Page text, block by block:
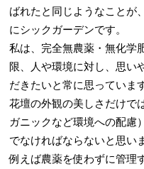
ばれたと同じようなことが
にシックガーデンです。
私は、完全無農薬・無化学
限、人や環境に対し、思い
だきたいと常に思っていま
花壇の外観の美しさだけで
ガニックなど環境への配慮
でなければならないと思い
例えば農薬を使わずに管理